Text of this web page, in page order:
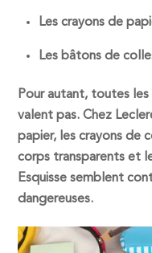
Les crayons de
Les bâtons de
Pour autant, toutes
valent pas. Chez
papier, les crayons de
corps transparents et
Esquisse semblent
dangereuses.